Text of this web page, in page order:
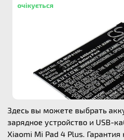
очікується
Здесь вы можете выбрать
зарядное устройство и USB-
Xiaomi Mi Pad 4 Plus.